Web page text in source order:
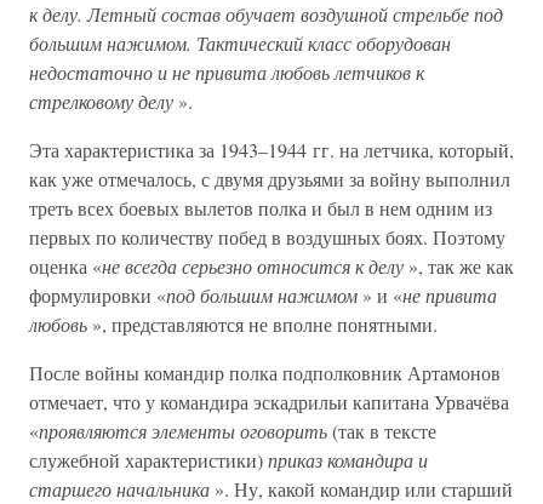
к делу. Летный состав обучает воздушной стрельбе под
большим нажимом. Тактический класс оборудован
недостаточно и не привита любовь летчиков к
стрелковому делу ».
Эта характеристика за 1943–1944 гг. на летчика, который,
как уже отмечалось, с двумя друзьями за войну выполнил
треть всех боевых вылетов полка и был в нем одним из
первых по количеству побед в воздушных боях. Поэтому
оценка «не всегда серьезно относится к делу », так же как
формулировки «под большим нажимом » и «не привита
любовь », представляются не вполне понятными.
После войны командир полка подполковник Артамонов
отмечает, что у командира эскадрильи капитана Урвачёва
«проявляются элементы оговорить(так в тексте
служебной характеристики)приказ командира и
старшего начальника ». Ну, какой командир или старший